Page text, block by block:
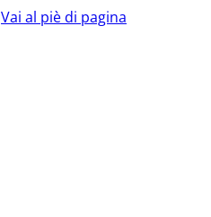
Vai al piè di pagina